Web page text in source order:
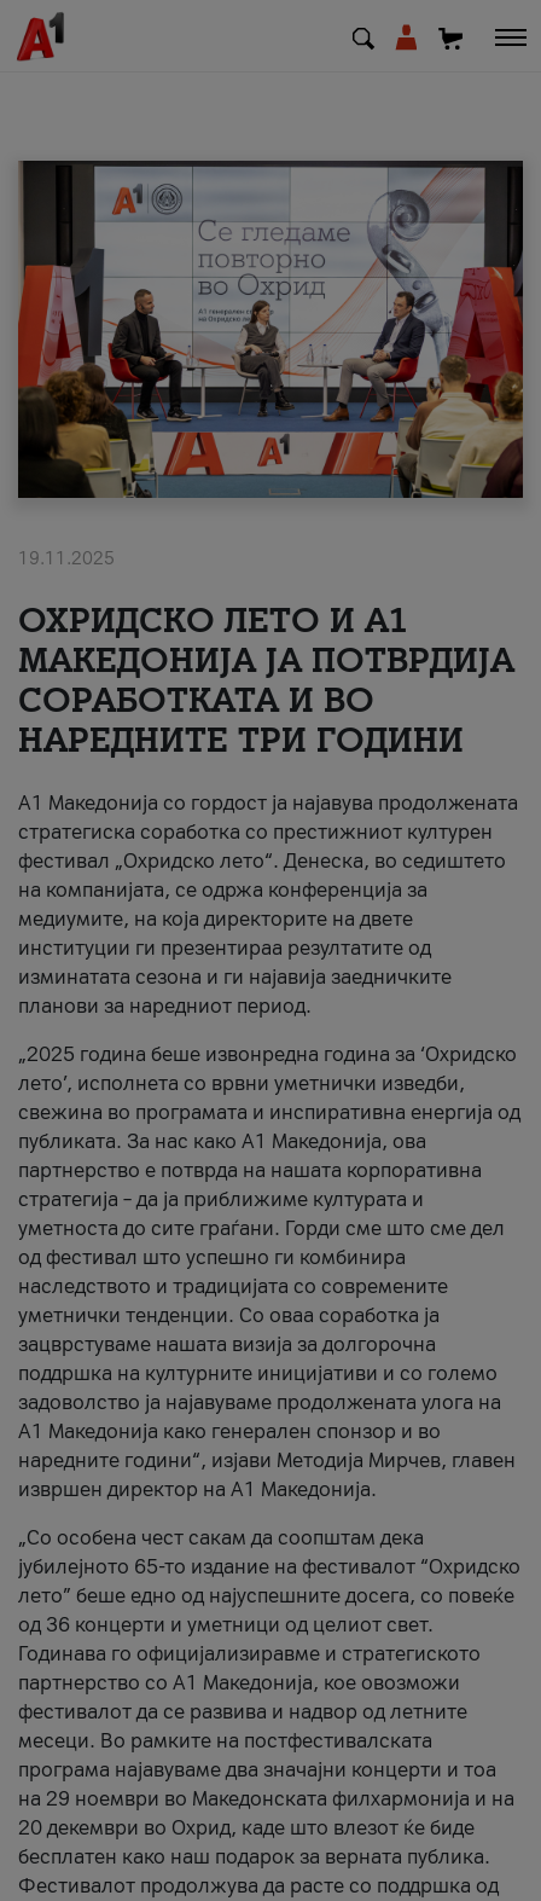
МК SQ
Приватни Деловни
Поддршка
Надополни кредит
#ПодобарОнлајн
19.11.2025
ОХРИДСКО ЛЕТО И A1
МАКЕДОНИЈА ЈА ПОТВРДИЈА
СОРАБОТКАТА И ВО
НАРЕДНИТЕ ТРИ ГОДИНИ
A1 Македонија со гордост ја најавува продолжената
стратегиска соработка со престижниот културен
фестивал „Охридско лето“. Денеска, во седиштето
на компанијата, се одржа конференција за
медиумите, на која директорите на двете
институции ги презентираа резултатите од
изминатата сезона и ги најавија заедничките
планови за наредниот период.
„2025 година беше извонредна година за ‘Охридско
лето’, исполнета со врвни уметнички изведби,
свежина во програмата и инспиративна енергија од
публиката. За нас како A1 Македонија, ова
партнерство е потврда на нашата корпоративна
стратегија – да ја приближиме културата и
уметноста до сите граѓани. Горди сме што сме дел
од фестивал што успешно ги комбинира
наследството и традицијата со современите
уметнички тенденции. Со оваа соработка ја
зацврстуваме нашата визија за долгорочна
поддршка на културните иницијативи и со големо
задоволство ја најавуваме продолжената улога на
A1 Македонија како генерален спонзор и во
наредните години“, изјави Методија Мирчев, главен
извршен директор на A1 Македонија.
„Со особена чест сакам да соопштам дека
јубилејното 65-то издание на фестивалот “Охридско
лето” беше едно од најуспешните досега, со повеќе
од 36 концерти и уметници од целиот свет.
Годинава го официјализиравме и стратегиското
партнерство со А1 Македонија, кое овозможи
фестивалот да се развива и надвор од летните
месеци. Во рамките на постфестивалската
програма најавуваме два значајни концерти и тоа
на 29 ноември во Македонската филхармонија и на
20 декември во Охрид, каде што влезот ќе биде
бесплатен како наш подарок за верната публика.
Фестивалот продолжува да расте со поддршка од